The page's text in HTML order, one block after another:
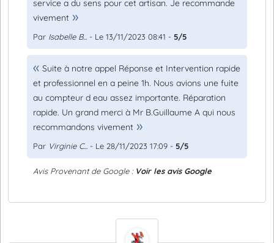
service a du sens pour cet artisan. Je recommande
vivement
Par Isabelle B... - Le 13/11/2023 08:41 - 5/5
Suite à notre appel Réponse et Intervention rapide
et professionnel en a peine 1h. Nous avions une fuite
au compteur d eau assez importante. Réparation
rapide. Un grand merci à Mr B.Guillaume A qui nous
recommandons vivement
Par Virginie C... - Le 28/11/2023 17:09 - 5/5
Avis Provenant de Google : Voir les avis Google